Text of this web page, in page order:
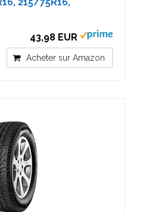
43,98 EUR
Acheter sur Amazon